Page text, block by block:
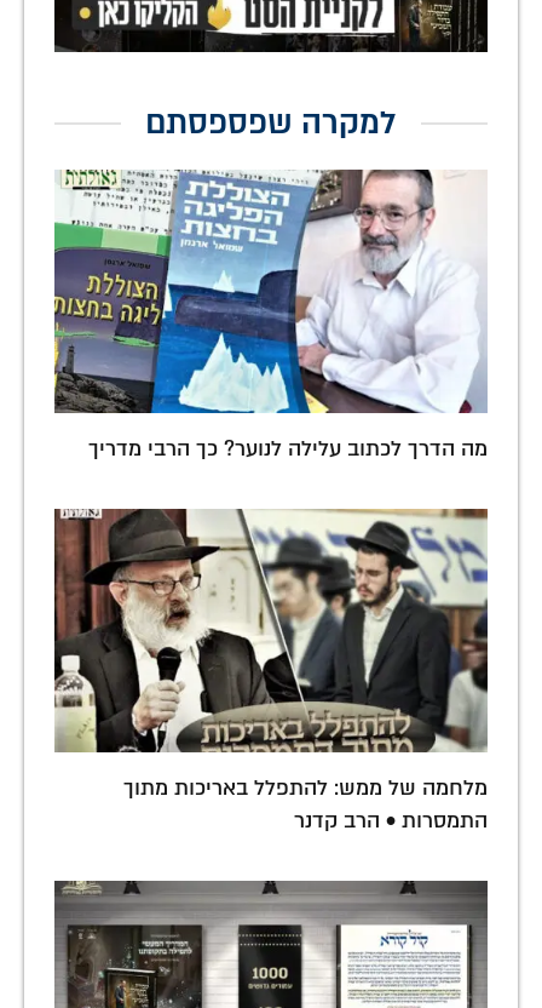
למקרה שפספסתם
מה הדרך לכתוב עלילה לנוער? כך הרבי מדריך
מלחמה של ממש: להתפלל באריכות מתוך
התמסרות • הרב קדנר